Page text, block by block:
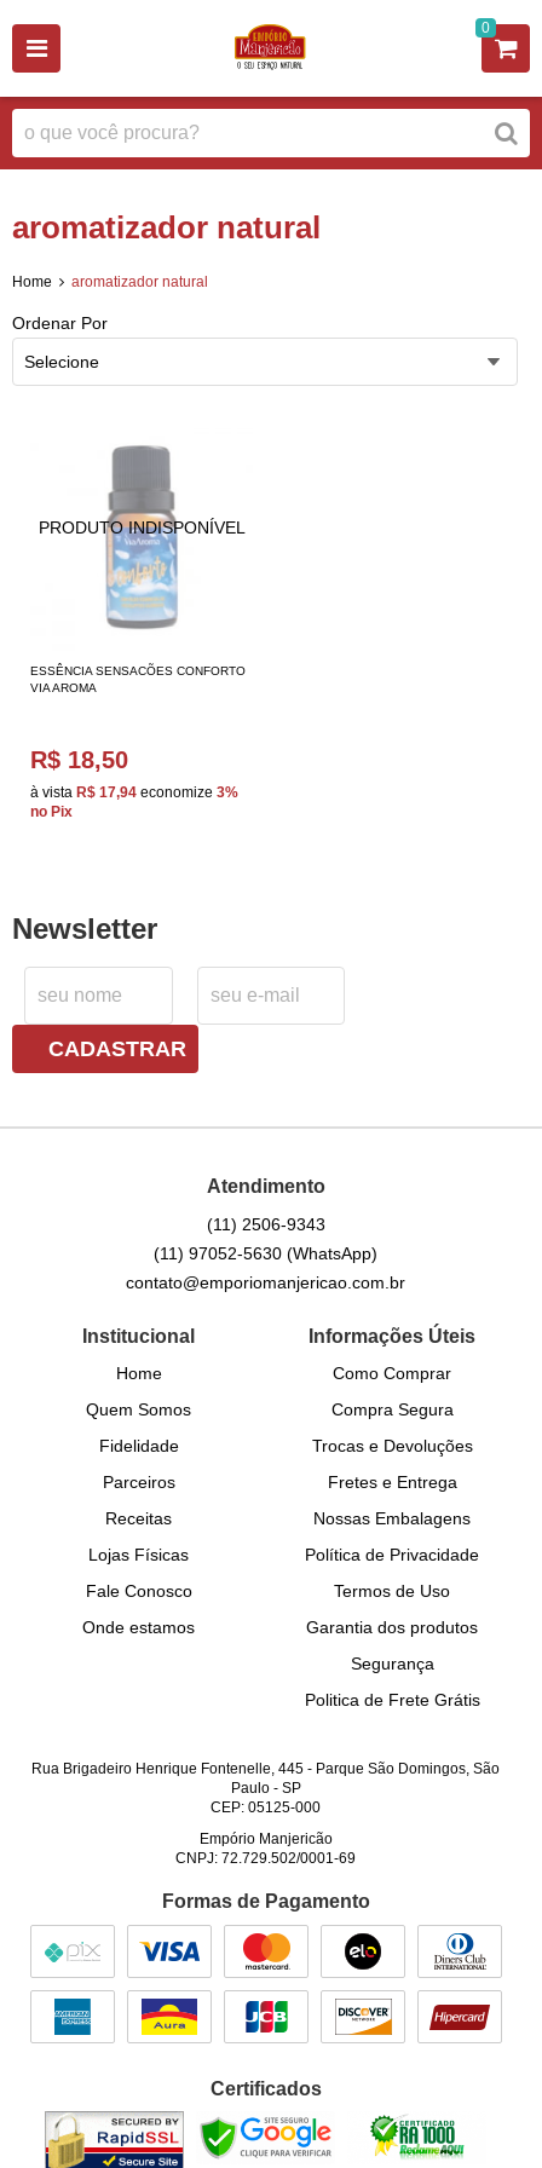
0
aromatizador natural
Home aromatizador natural
Ordenar Por
Selecione
ESSÊNCIA SENSACÕES CONFORTO
VIA AROMA
R$ 18,50
à vista R$ 17,94 economize 3%
no Pix
Newsletter
CADASTRAR
Atendimento
(11) 2506-9343
(11) 97052-5630(WhatsApp)
contato@emporiomanjericao.com.br
Institucional
Home
Quem Somos
Fidelidade
Parceiros
Receitas
Lojas Físicas
Fale Conosco
Onde estamos
Informações Úteis
Como Comprar
Compra Segura
Trocas e Devoluções
Fretes e Entrega
Nossas Embalagens
Política de Privacidade
Termos de Uso
Garantia dos produtos
Segurança
Politica de Frete Grátis
Rua Brigadeiro Henrique Fontenelle, 445 - Parque São Domingos, São
Paulo- SP
CEP: 05125-000
Empório Manjericão
CNPJ: 72.729.502/0001-69
Formas de Pagamento
Certificados